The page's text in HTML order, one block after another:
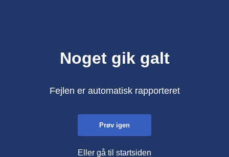
Noget gik galt
Fejlen er automatisk rapporteret
Prøv igen
Eller gå til startsiden